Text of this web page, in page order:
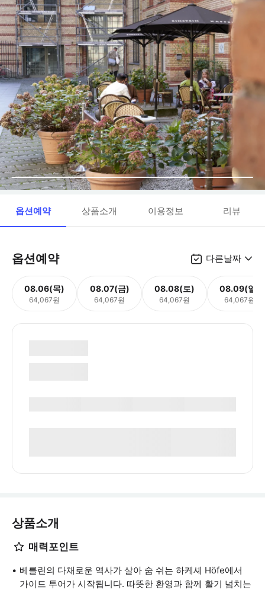
옵션예약 상품소개 이용정보 리뷰
옵션예약 다른날짜
08.06(목)
64,067원
08.07(금)
64,067원
08.08(토)
64,067원
08.09(일)
64,067원
상품소개
매력포인트
베를린의 다채로운 역사가 살아 숨 쉬는 하케셰 Höfe에서
가이드 투어가 시작됩니다. 따뜻한 환영과 함께 활기 넘치는